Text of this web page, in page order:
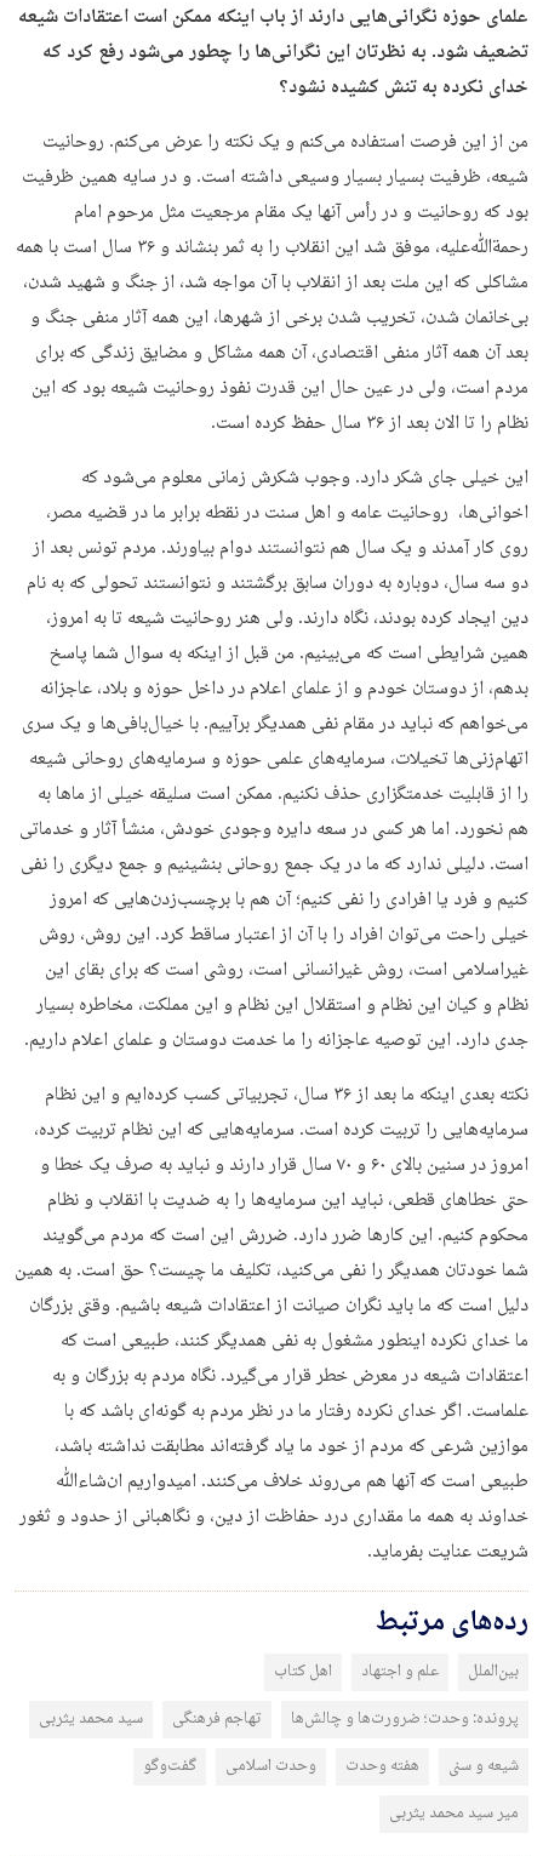
علمای حوزه نگرانی‌هایی دارند از باب اینکه ممکن است اعتقادات شیعه
تضعیف شود. به نظرتان این نگرانی‌ها را چطور می‌شود رفع کرد که
خدای نکرده به تنش کشیده نشود؟
من از این فرصت استفاده می‌کنم و یک نکته را عرض می‌کنم. روحانیت
شیعه، ظرفیت بسیار بسیار وسیعی داشته است. و در سایه همین ظرفیت
بود که روحانیت و در رأس آنها یک مقام مرجعیت مثل مرحوم امام
رحمةﷲ‌علیه، موفق شد این انقلاب را به ثمر بنشاند و ۳۶ سال است با همه
مشاکلی که این ملت بعد از انقلاب با آن مواجه شد، از جنگ و شهید شدن،
بی‌خانمان شدن، تخریب شدن برخی از شهرها، این همه آثار منفی جنگ و
بعد آن همه آثار منفی اقتصادی، آن همه مشاکل و مضایق زندگی که برای
مردم است، ولی در عین حال این قدرت نفوذ روحانیت شیعه بود که این
نظام را تا الان بعد از ۳۶ سال حفظ کرده است.
این خیلی جای شکر دارد. وجوب شکرش زمانی معلوم می‌شود که
اخوانی‌ها، روحانیت عامه و اهل سنت در نقطه برابر ما در قضیه مصر،
روی کار آمدند و یک سال هم نتوانستند دوام بیاورند. مردم تونس بعد از
دو سه سال، دوباره به دوران سابق برگشتند و نتوانستند تحولی که به نام
دین ایجاد کرده بودند، نگاه دارند. ولی هنر روحانیت شیعه تا به امروز،
همین شرایطی است که می‌بینیم. من قبل از اینکه به سوال شما پاسخ
بدهم، از دوستان خودم و از علمای اعلام در داخل حوزه و بلاد، عاجزانه
می‌خواهم که نباید در مقام نفی همدیگر برآییم. با خیال‌بافی‌ها و یک سری
اتهام‌زنی‌ها تخیلات، سرمایه‌های علمی حوزه و سرمایه‌های روحانی شیعه
را از قابلیت خدمتگزاری حذف نکنیم. ممکن است سلیقه خیلی از ماها به
هم نخورد. اما هر کسی در سعه دایره وجودی خودش، منشأ آثار و خدماتی
است. دلیلی ندارد که ما در یک جمع روحانی بنشینیم و جمع دیگری را نفی
کنیم و فرد یا افرادی را نفی کنیم؛ آن هم با برچسب‌زدن‌هایی که امروز
خیلی راحت می‌توان افراد را با آن از اعتبار ساقط کرد. این روش، روش
غیراسلامی است، روش غیرانسانی است، روشی است که برای بقای این
نظام و کیان این نظام و استقلال این نظام و این مملکت، مخاطره بسیار
جدی دارد. این توصیه عاجزانه را ما خدمت دوستان و علمای اعلام داریم.
نکته بعدی اینکه ما بعد از ۳۶ سال، تجربیاتی کسب کرده‌ایم و این نظام
سرمایه‌هایی را تربیت کرده است. سرمایه‌هایی که این نظام تربیت کرده،
امروز در سنین بالای ۶۰ و ۷۰ سال قرار دارند و نباید به صرف یک خطا و
حتی خطاهای قطعی، نباید این سرمایه‌ها را به ضدیت با انقلاب و نظام
محکوم کنیم. این کارها ضرر دارد. ضررش این است که مردم می‌گویند
شما خودتان همدیگر را نفی می‌کنید، تکلیف ما چیست؟ حق است. به همین
دلیل است که ما باید نگران صیانت از اعتقادات شیعه باشیم. وقتی بزرگان
ما خدای نکرده اینطور مشغول به نفی همدیگر کنند، طبیعی است که
اعتقادات شیعه در معرض خطر قرار می‌گیرد. نگاه مردم به بزرگان و به
علماست. اگر خدای نکرده رفتار ما در نظر مردم به گونه‌ای باشد که با
موازین شرعی که مردم از خود ما یاد گرفته‌اند مطابقت نداشته باشد،
طبیعی است که آنها هم می‌روند خلاف می‌کنند. امیدواریم ان‌شاءﷲ
خداوند به همه ما مقداری درد حفاظت از دین، و نگاهبانی از حدود و ثغور
شریعت عنایت بفرماید.
رده‌های مرتبط
بین‌الملل علم و اجتهاد
اهل کتاب
پرونده: وحدت؛ ضرورت‌ها و چالش‌ها
تهاجم فرهنگی
سید محمد یثربی
شیعه و سنی
هفته وحدت وحدت اسلامی
گفت‌وگو
میر سید محمد یثربی